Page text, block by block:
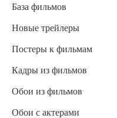
База фильмов
Новые трейлеры
Постеры к фильмам
Кадры из фильмов
Обои из фильмов
Обои с актерами